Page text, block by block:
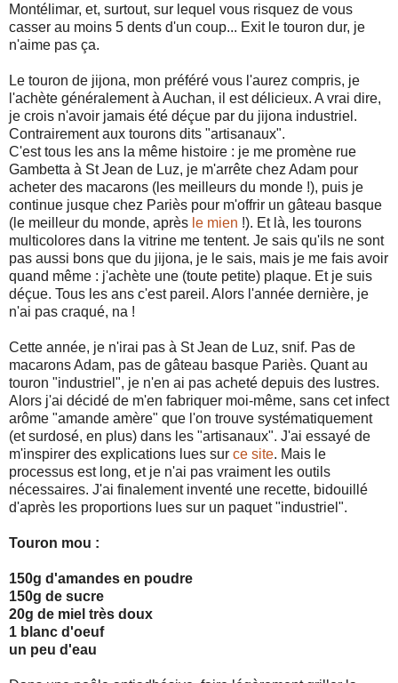
Montélimar, et, surtout, sur lequel vous risquez de vous
casser au moins 5 dents d'un coup... Exit le touron dur, je
n'aime pas ça.
Le touron de jijona, mon préféré vous l'aurez compris, je
l'achète généralement à Auchan, il est délicieux. A vrai dire,
je crois n'avoir jamais été déçue par du jijona industriel.
Contrairement aux tourons dits "artisanaux".
C'est tous les ans la même histoire : je me promène rue
Gambetta à St Jean de Luz, je m'arrête chez Adam pour
acheter des macarons (les meilleurs du monde !), puis je
continue jusque chez Pariès pour m'offrir un gâteau basque
(le meilleur du monde, après le mien !). Et là, les tourons
multicolores dans la vitrine me tentent. Je sais qu'ils ne sont
pas aussi bons que du jijona, je le sais, mais je me fais avoir
quand même : j'achète une (toute petite) plaque. Et je suis
déçue. Tous les ans c'est pareil. Alors l'année dernière, je
n'ai pas craqué, na !
Cette année, je n'irai pas à St Jean de Luz, snif. Pas de
macarons Adam, pas de gâteau basque Pariès. Quant au
touron "industriel", je n'en ai pas acheté depuis des lustres.
Alors j'ai décidé de m'en fabriquer moi-même, sans cet infect
arôme "amande amère" que l'on trouve systématiquement
(et surdosé, en plus) dans les "artisanaux". J'ai essayé de
m'inspirer des explications lues sur ce site. Mais le
processus est long, et je n'ai pas vraiment les outils
nécessaires. J'ai finalement inventé une recette, bidouillé
d'après les proportions lues sur un paquet "industriel".
Touron mou :
150g d'amandes en poudre
150g de sucre
20g de miel très doux
1 blanc d'oeuf
un peu d'eau